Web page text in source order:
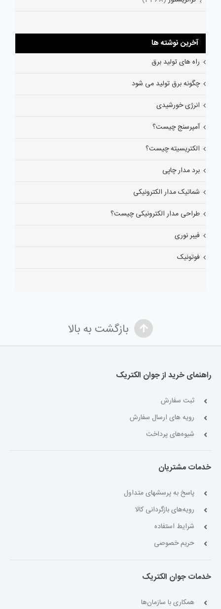
آخرین نوشته ها
راه های تولید برق
چگونه برق تولید می شود
انرژی خورشیدی
آمپرسنج چیست؟
الکتریسیته چیست؟
برد مدار چاپی
شماتیک مدار الکترونیکی
طراحی مدار الکترونیکی چیست؟
فیبر نوری
فوتونیک
بازگشت به بالا
راهنمای خرید از جوان الکتریک
ثبت سفارش
رویه های ارسال سفارش
شیوه‌های پرداخت
خدمات مشتریان
پاسخ به پرسشهای متداول
رویه‌های بازگردانی کالا
شرایط استفاده
حریم خصوصی
خدمات جوان الکتریک
همکاری با سازمان‌ها